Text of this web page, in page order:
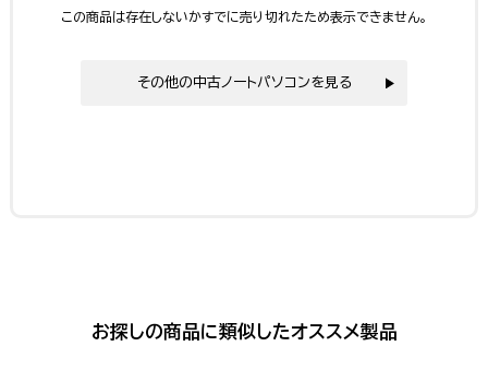
この商品は存在しないかすでに売り切れたため表示できません。
その他の中古ノートパソコンを見る
お探しの商品に類似したオススメ製品